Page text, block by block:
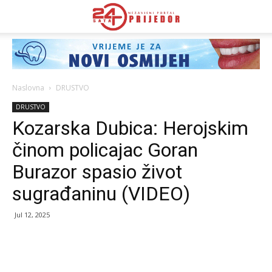
Naslovna DRUSTVO
DRUSTVO
Kozarska Dubica: Herojskim
činom policajac Goran
Burazor spasio život
sugrađaninu (VIDEO)
Jul 12, 2025